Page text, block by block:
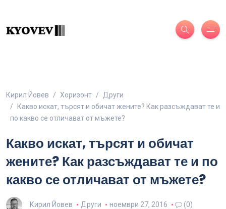
Кирил Йовев Хоризонт
Други
Какво искат, търсят и обичат жените? Как разсъждават те и
по какво се отличават от мъжете?
Какво искат, търсят и обичат
жените? Как разсъждават те и по
какво се отличават от мъжете?
Кирил Йовев Други ноември 27, 2016 (0)